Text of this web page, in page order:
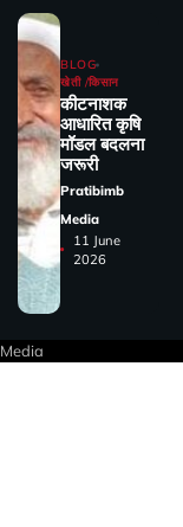
BLOG
खेती /किसान
कीटनाशक
आधारित कृषि
मॉडल बदलना
जरूरी
Pratibimb
Media
11 June
2026